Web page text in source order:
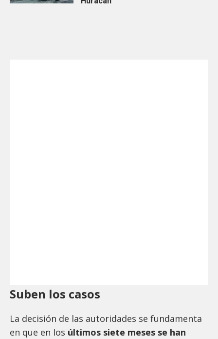
Suben los casos
La decisión de las autoridades se fundamenta
en que en los últimos siete meses se han